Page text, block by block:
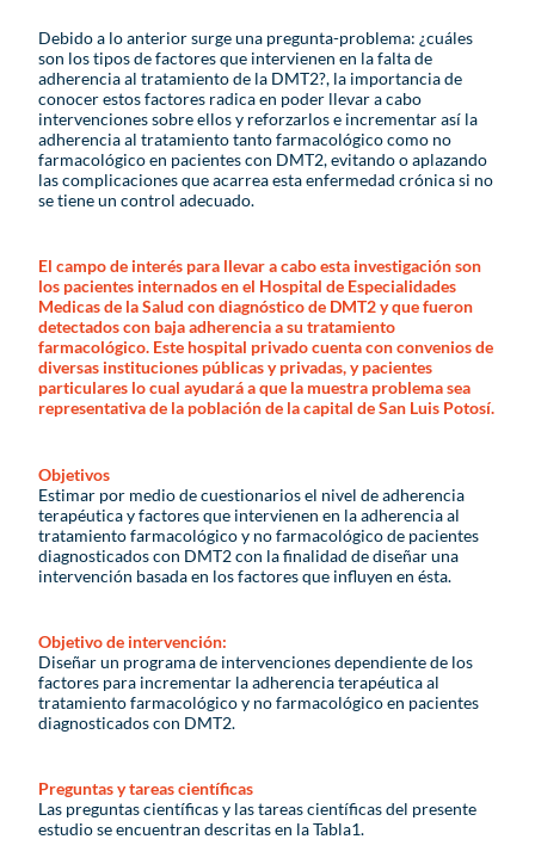
Debido a lo anterior surge una pregunta-problema: ¿cuáles
son los tipos de factores que intervienen en la falta de
adherencia al tratamiento de la DMT2?, la importancia de
conocer estos factores radica en poder llevar a cabo
intervenciones sobre ellos y reforzarlos e incrementar así la
adherencia al tratamiento tanto farmacológico como no
farmacológico en pacientes con DMT2, evitando o aplazando
las complicaciones que acarrea esta enfermedad crónica si no
se tiene un control adecuado.
El campo de interés para llevar a cabo esta investigación son
los pacientes internados en el Hospital de Especialidades
Medicas de la Salud con diagnóstico de DMT2 y que fueron
detectados con baja adherencia a su tratamiento
farmacológico. Este hospital privado cuenta con convenios de
diversas instituciones públicas y privadas, y pacientes
particulares lo cual ayudará a que la muestra problema sea
representativa de la población de la capital de San Luis Potosí.
Objetivos
Estimar por medio de cuestionarios el nivel de adherencia
terapéutica y factores que intervienen en la adherencia al
tratamiento farmacológico y no farmacológico de pacientes
diagnosticados con DMT2 con la finalidad de diseñar una
intervención basada en los factores que influyen en ésta.
Objetivo de intervención:
Diseñar un programa de intervenciones dependiente de los
factores para incrementar la adherencia terapéutica al
tratamiento farmacológico y no farmacológico en pacientes
diagnosticados con DMT2.
Preguntas y tareas científicas
Las preguntas científicas y las tareas científicas del presente
estudio se encuentran descritas en la Tabla1.